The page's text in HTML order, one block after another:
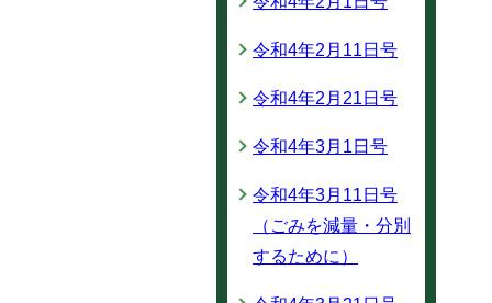
令和4年2月11日号
令和4年2月21日号
令和4年3月1日号
令和4年3月11日号
（ごみを減量・分別
するために）